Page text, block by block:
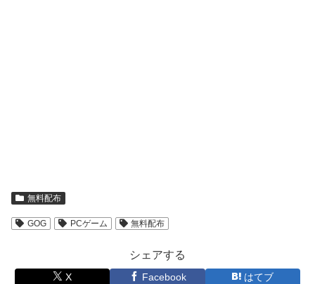
無料配布
GOG PCゲーム 無料配布
シェアする
X Facebook はてブ